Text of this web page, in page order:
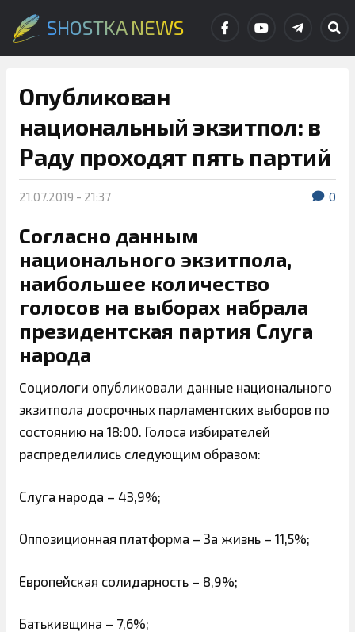
SHOSTKA NEWS
Опубликован
национальный экзитпол: в
Раду проходят пять партий
21.07.2019 - 21:37 0
Согласно данным
национального экзитпола,
наибольшее количество
голосов на выборах набрала
президентская партия Слуга
народа
Cоциологи опубликовали данные национального
экзитпола досрочных парламентских выборов по
состоянию на 18:00. Голоса избирателей
распределились следующим образом:
Слуга народа – 43,9%;
Оппозиционная платформа – За жизнь – 11,5%;
Европейская солидарность – 8,9%;
Батькивщина – 7,6%;